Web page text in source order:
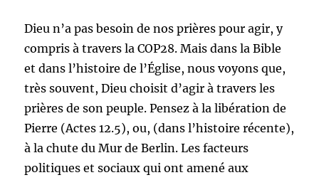
Dieu n’a pas besoin de nos prières pour agir, y
compris à travers la COP28. Mais dans la Bible
et dans l’histoire de l’Église, nous voyons que,
très souvent, Dieu choisit d’agir à travers les
prières de son peuple. Pensez à la libération de
Pierre (Actes 12.5), ou, (dans l’histoire récente),
à la chute du Mur de Berlin. Les facteurs
politiques et sociaux qui ont amené aux